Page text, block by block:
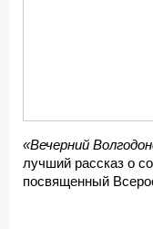
«Вечерний
лучший рассказ о
посвященный